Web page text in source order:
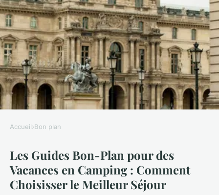
BON PLAN
Les guides bon-plan pour des
vacances en camping
Accueil›Bon plan
Les Guides Bon-Plan pour des
Vacances en Camping : Comment
Choisisser le Meilleur Séjour